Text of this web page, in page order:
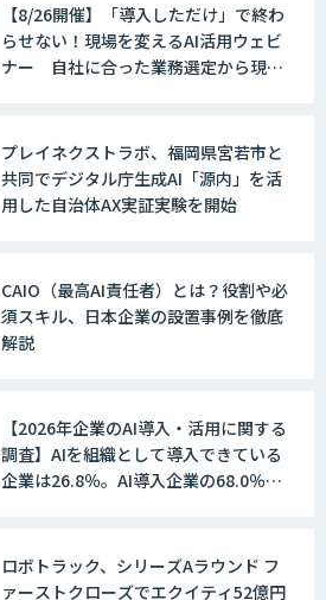
【8/26開催】「導入しただけ」で終わ
らせない！現場を変えるAI活用ウェビ
ナー 自社に合った業務選定から現
プレイネクストラボ、福岡県宮若市と
共同でデジタル庁生成AI「源内」を活
用した自治体AX実証実験を開始
CAIO（最高AI責任者）とは？役割や必
須スキル、日本企業の設置事例を徹底
解説
【2026年企業のAI導入・活用に関する
調査】AIを組織として導入できている
企業は26.8％。AI導入企業の68.0％
ロボトラック、シリーズAラウンド フ
ァーストクローズでエクイティ52億円